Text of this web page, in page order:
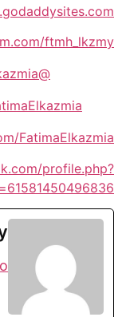
ftmh_lkzmy
@fatimaelkazmia
FatimaElkazmia
profile.php?